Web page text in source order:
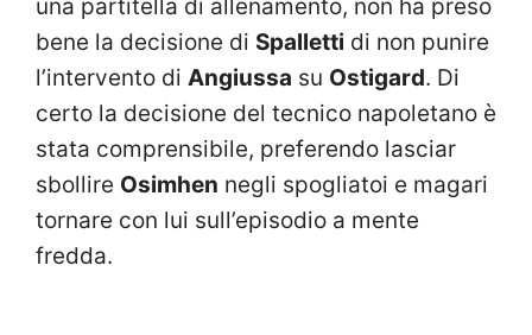
una partitella di allenamento, non ha preso
bene la decisione di Spalletti di non punire
l’intervento di Angiussa su Ostigard. Di
certo la decisione del tecnico napoletano è
stata comprensibile, preferendo lasciar
sbollire Osimhen negli spogliatoi e magari
tornare con lui sull’episodio a mente
fredda.